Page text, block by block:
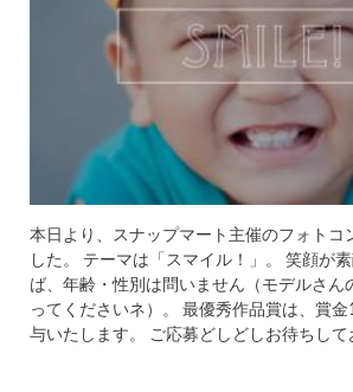
本日より、スナップマート主催のフォトコ
した。 テーマは「スマイル！」。 笑顔が
ば、年齢・性別は問いません（モデルさん
ってくださいネ）。 最優秀作品賞は、賞
与いたします。 ご応募どしどしお待ちし